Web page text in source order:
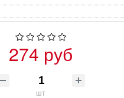
274 руб
шт